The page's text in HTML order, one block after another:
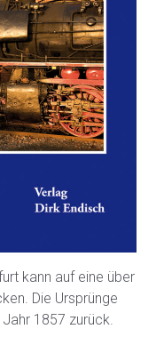
kann auf eine über
Die Ursprünge
1857 zurück.